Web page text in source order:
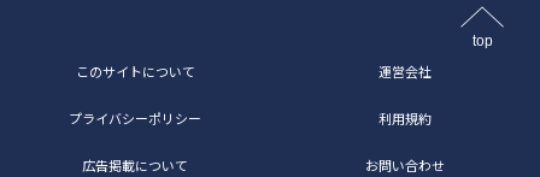
top
このサイトについて 運営会社
プライバシーポリシー 利用規約
広告掲載について お問い合わせ